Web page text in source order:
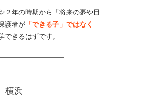
２年の時期から「将来の夢や目
護者が「できる子」ではなく
きるはずです。
横浜